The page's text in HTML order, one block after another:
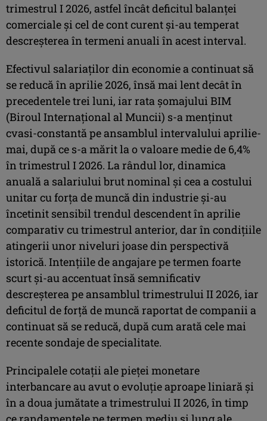
trimestrul I 2026, astfel încât deficitul balanţei
comerciale şi cel de cont curent şi-au temperat
descreşterea în termeni anuali în acest interval.
Efectivul salariaţilor din economie a continuat să
se reducă în aprilie 2026, însă mai lent decât în
precedentele trei luni, iar rata şomajului BIM
(Biroul Internaţional al Muncii) s-a menţinut
cvasi-constantă pe ansamblul intervalului aprilie-
mai, după ce s-a mărit la o valoare medie de 6,4%
în trimestrul I 2026. La rândul lor, dinamica
anuală a salariului brut nominal şi cea a costului
unitar cu forţa de muncă din industrie şi-au
încetinit sensibil trendul descendent în aprilie
comparativ cu trimestrul anterior, dar în condiţiile
atingerii unor niveluri joase din perspectivă
istorică. Intenţiile de angajare pe termen foarte
scurt şi-au accentuat însă semnificativ
descreşterea pe ansamblul trimestrului II 2026, iar
deficitul de forţă de muncă raportat de companii a
continuat să se reducă, după cum arată cele mai
recente sondaje de specialitate.
Principalele cotaţii ale pieţei monetare
interbancare au avut o evoluţie aproape liniară şi
în a doua jumătate a trimestrului II 2026, în timp